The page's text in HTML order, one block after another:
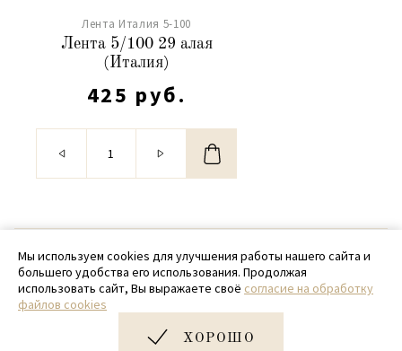
Лента Италия 5-100
Лента 5/100 29 алая
(Италия)
425 руб.
© 2020 - 2026 SamPack
+ 7 (918) 699-97-87
zakaz@sampack.store
Мы используем cookies для улучшения работы нашего сайта и
большего удобства его использования. Продолжая
использовать сайт, Вы выражаете своё согласие на обработку
файлов cookies
ХОРОШО